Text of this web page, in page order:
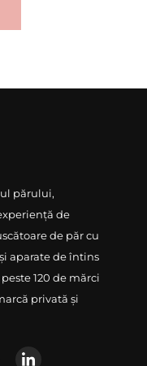
părului,
de
de păr cu
aparate de întins
120 de mărci
privată și